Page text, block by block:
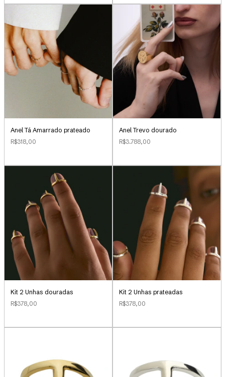
Anel Tá Amarrado prateado
R$318,00
Anel Trevo dourado
R$3.788,00
Kit 2 Unhas douradas
R$378,00
Kit 2 Unhas prateadas
R$378,00